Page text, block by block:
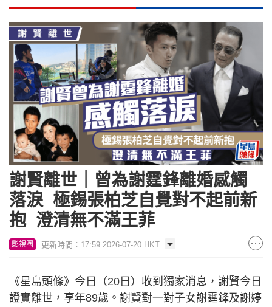
謝賢離世｜曾為謝霆鋒離婚感觸
落淚 極錫張柏芝自覺對不起前新
抱 澄清無不滿王菲
影視圈 更新時間：17:59 2026-07-20 HKT
《星島頭條》今日（20日）收到獨家消息，謝賢今日
證實離世，享年89歲。謝賢對一對子女謝霆鋒及謝婷